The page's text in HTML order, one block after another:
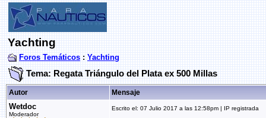
Yachting
Foros Temáticos : Yachting
Tema: Regata Triángulo del Plata ex 500 Millas
Autor Mensaje
Wetdoc
Moderador
Escrito el: 07 Julio 2017 a las 12:58pm | IP registrada